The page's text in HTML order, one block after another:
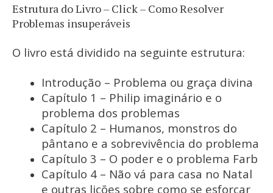
Estrutura do Livro – Click – Como Resolver
Problemas insuperáveis
O livro está dividido na seguinte estrutura:
Introdução – Problema ou graça divina
Capítulo 1 – Philip imaginário e o
problema dos problemas
Capítulo 2 – Humanos, monstros do
pântano e a sobrevivência do problema
Capítulo 3 – O poder e o problema Farb
Capítulo 4 – Não vá para casa no Natal
e outras lições sobre como se esforçar